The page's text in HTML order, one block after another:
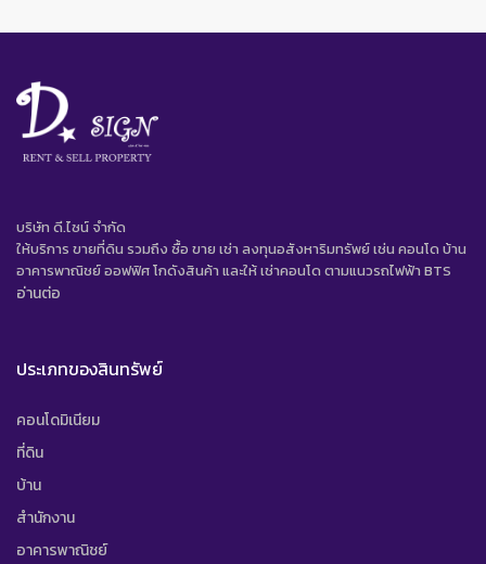
บริษัท ดี.ไซน์ จํากัด
ให้บริการ ขายที่ดิน รวมถึง ซื้อ ขาย เช่า ลงทุนอสังหาริมทรัพย์ เช่น คอนโด บ้าน
อาคารพาณิชย์ ออฟฟิศ โกดังสินค้า และให้ เช่าคอนโด ตามแนวรถไฟฟ้า BTS
อ่านต่อ
ประเภทของสินทรัพย์
คอนโดมิเนียม
ที่ดิน
บ้าน
สำนักงาน
อาคารพาณิชย์